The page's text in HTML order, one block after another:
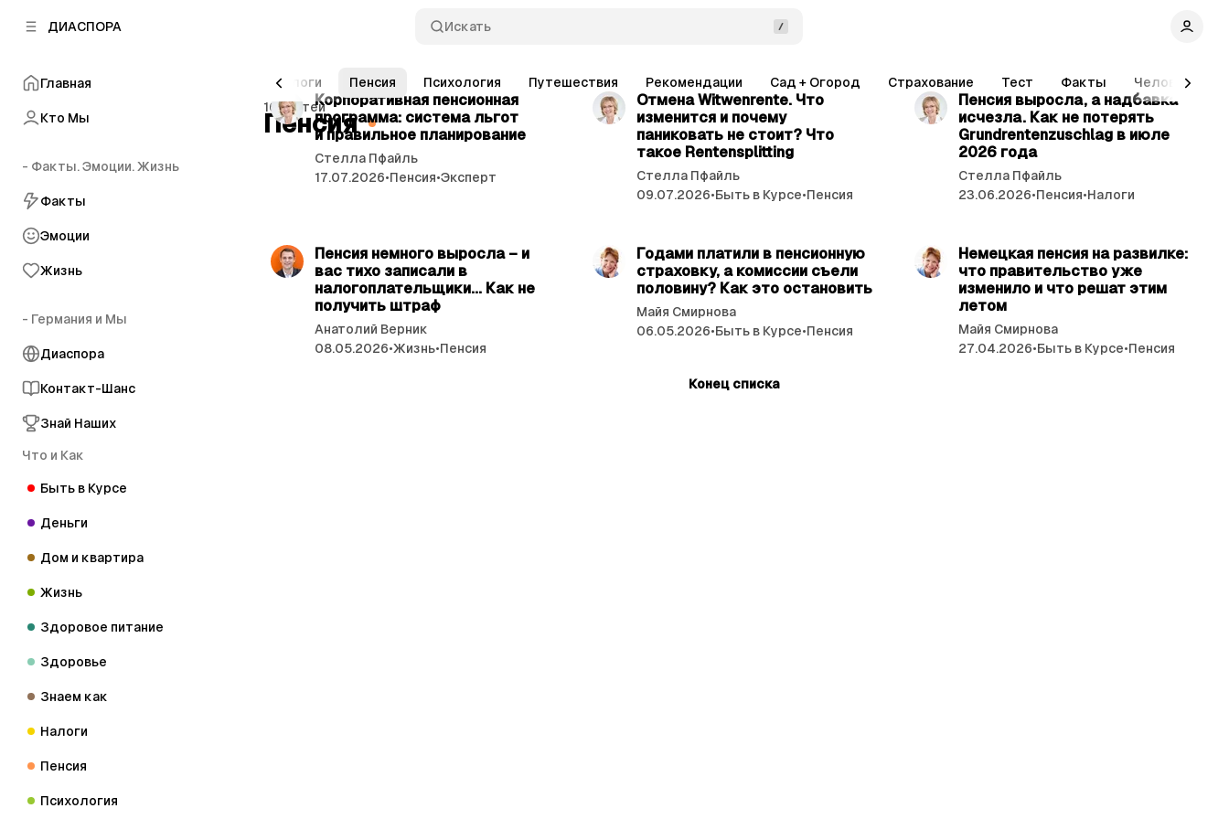
ДИАСПОРА Искать
Главная
Кто Мы
- Факты. Эмоции. Жизнь
Факты
Эмоции
Жизнь
- Германия и Мы
Диаспора
Контакт-Шанс
Знай Наших
Что и Как
Быть в Курсе
Деньги
Дом и квартира
Жизнь
Здоровое питание
Здоровье
Знаем как
Налоги
Пенсия
Психология
Здоровье Налоги Пенсия Психология Путешествия Рекомендации Сад + Огород Страхование Тест Факты
Человек и
16 статей
Пенсия
С
т
Корпоративная пенсионная
программа: система льгот
и правильное планирование
Стелла Пфайль
17.07.2026•Пенсия•Эксперт
Отмена Witwenrente. Что
изменится и почему
паниковать не стоит? Что
такое Rentensplitting
Стелла Пфайль
09.07.2026•Быть в Курсе•Пенсия
Пенсия выросла, а надбавка
исчезла. Как не потерять
Grundrentenzuschlag в июле
2026 года
Стелла Пфайль
23.06.2026•Пенсия•Налоги
Пенсия немного выросла – и
вас тихо записали в
налогоплательщики... Как не
получить штраф
Анатолий Верник
08.05.2026•Жизнь•Пенсия
Годами платили в пенсионную
страховку, а комиссии съели
половину? Как это остановить
Майя Смирнова
06.05.2026•Быть в Курсе•Пенсия
Немецкая пенсия на развилке:
что правительство уже
изменило и что решат этим
летом
Майя Смирнова
27.04.2026•Быть в Курсе•Пенсия
Конец списка